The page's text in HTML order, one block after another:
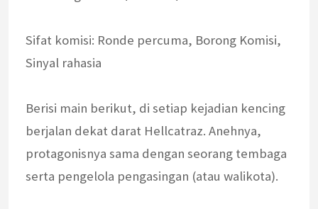
Sifat komisi: Ronde percuma, Borong Komisi,
Sinyal rahasia
Berisi main berikut, di setiap kejadian kencing
berjalan dekat darat Hellcatraz. Anehnya,
protagonisnya sama dengan seorang tembaga
serta pengelola pengasingan (atau walikota).